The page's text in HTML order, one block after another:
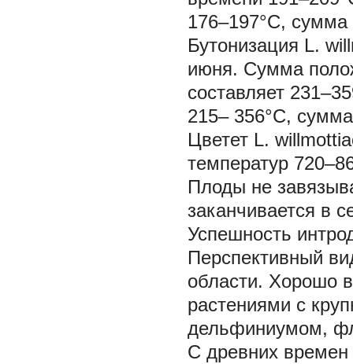
176–197°С, сумма
Бутонизация L.
июня. Сумма
составляет
215– 356°C,
Цветет L.
температур
Плоды не
заканчивается в
Успешность
Перспективный
области. Хорошо
растениями с
дельфиниумом,
С древних времен